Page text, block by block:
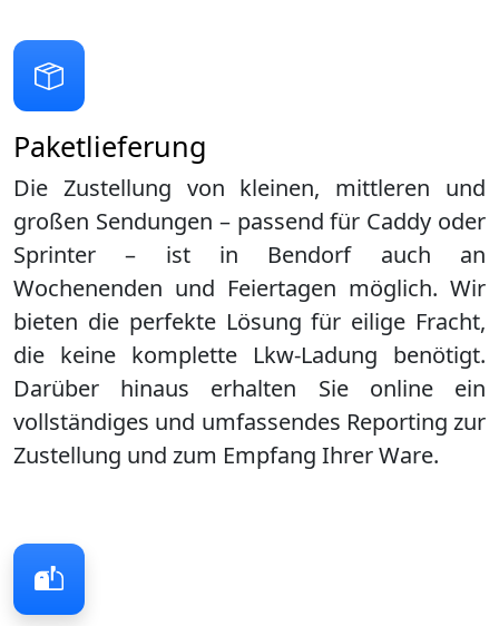
Paketlieferung
Die Zustellung von kleinen, mittleren und
großen Sendungen – passend für Caddy oder
Sprinter – ist in Bendorfauch an
Wochenenden und Feiertagen möglich. Wir
bieten die perfekte Lösung für eilige Fracht,
die keine komplette Lkw-Ladung benötigt.
Darüber hinaus erhalten Sie online ein
vollständiges und umfassendes Reporting zur
Zustellung und zum Empfang Ihrer Ware.